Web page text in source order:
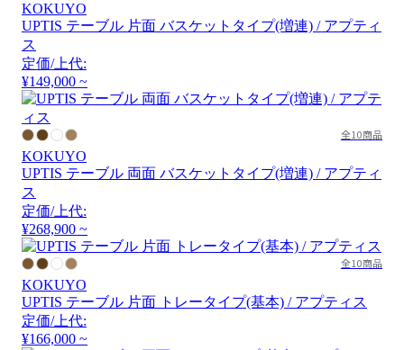
KOKUYO
UPTIS テーブル 片面 バスケットタイプ(増連) / アプティ
ス
定価/上代:
¥149,000 ~
全10商品
KOKUYO
UPTIS テーブル 両面 バスケットタイプ(増連) / アプティ
ス
定価/上代:
¥268,900 ~
全10商品
KOKUYO
UPTIS テーブル 片面 トレータイプ(基本) / アプティス
定価/上代:
¥166,000 ~